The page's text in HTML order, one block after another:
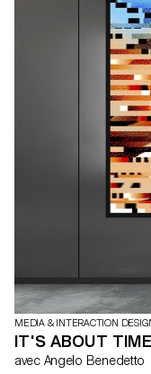
MEDIA & INTERACTION
IT'S ABOUT TIME
avec Angelo Benedetto